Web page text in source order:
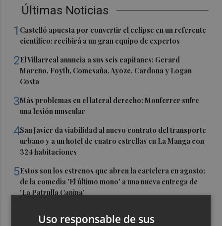
Últimas Noticias
1 Castelló apuesta por convertir el eclipse en un referente
científico: recibirá a un gran equipo de expertos
2El Villarreal anuncia a sus seis capitanes: Gerard
Moreno, Foyth, Comesaña, Ayoze, Cardona y Logan
Costa
3Más problemas en el lateral derecho: Monferrer sufre
una lesión muscular
4San Javier da viabilidad al nuevo contrato del transporte
urbano y a un hotel de cuatro estrellas en La Manga con
324 habitaciones
5Estos son los estrenos que abren la cartelera en agosto:
de la comedia 'El último mono' a una nueva entrega de
'La Patrulla Canina'
Uso responsable de sus